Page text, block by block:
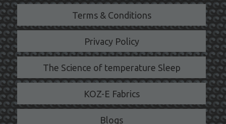
Terms & Conditions
Privacy Policy
The Science of temperature Sleep
KOZ-E Fabrics
Blogs